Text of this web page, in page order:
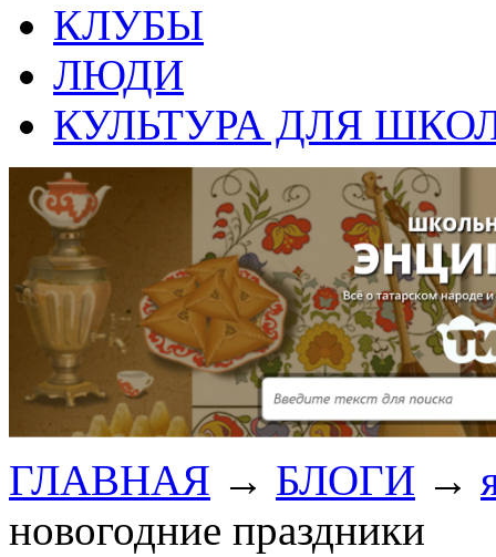
КЛУБЫ
ЛЮДИ
КУЛЬТУРА ДЛЯ
ГЛАВНАЯ → БЛОГИ →
новогодние праздники